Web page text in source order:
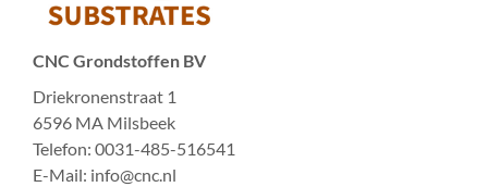
CNC Grondstoffen BV
Driekronenstraat 1
6596 MA Milsbeek
Telefon: 0031-485-516541
E-Mail: info@cnc.nl